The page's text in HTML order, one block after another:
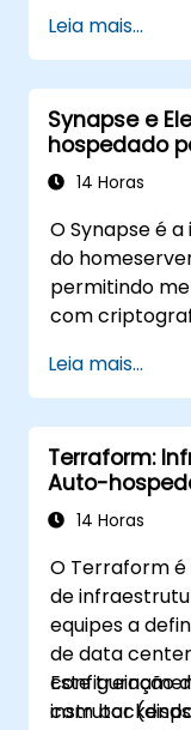
configurar e
Stalwart para
hospedados.
Leia mais...
Synapse e
hospedado
Microsoft
14 Horas
O Synapse é
do
permitindo
com
presencial) é
DevOps e
nível
Synapse e o
plataformas
infraestrutura
Leia mais...
Terraform:
Auto-
14 Horas
O Terraform
de
equipes a
de data
configuração
com
Este
instrutor